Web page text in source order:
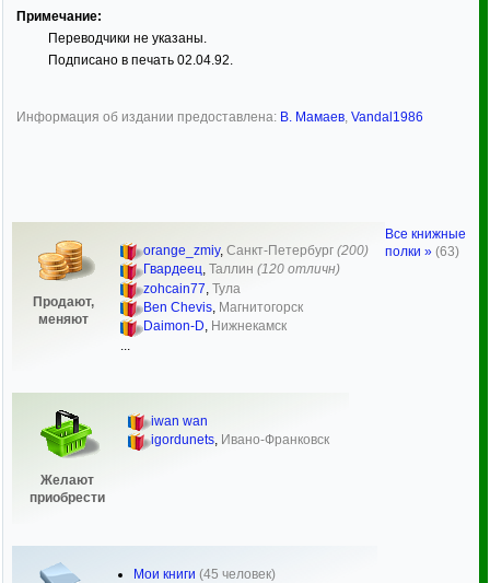
Примечание:
Переводчики не указаны.
Подписано в печать 02.04.92.
Информация об издании предоставлена: В. Мамаев, Vandal1986
Продают,
меняют
orange_zmiy, Санкт-Петербург (200)
Гвардеец, Таллин (120 отличн)
zohcain77 Тула
Ben Chevis, Магнитогорск
Daimon-D, Нижнекамск
Желают
приобрести
iwan wan
igordunets, Ивано-Франковск
Мои книги (45 человек)
Все книжные
полки » (63)